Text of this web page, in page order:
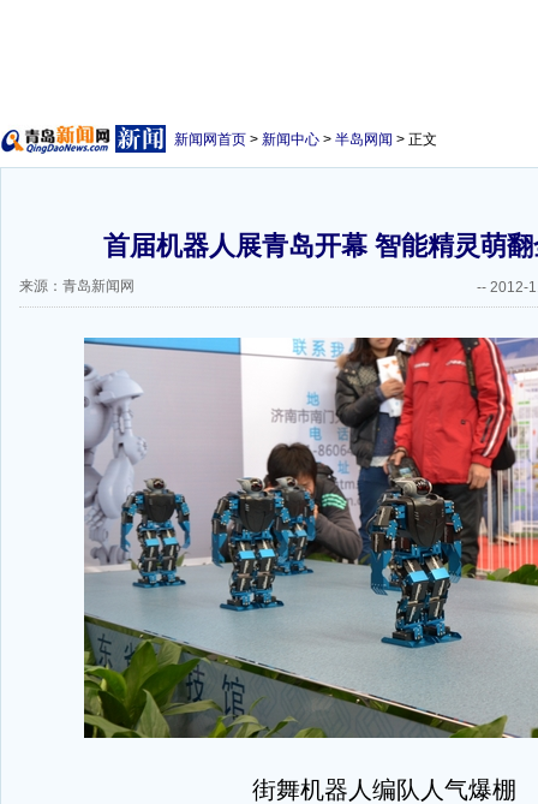
新闻网首页 > 新闻中心 > 半岛网闻 > 正文
首届机器人展青岛开幕 智能精灵萌
来源：青岛新闻网 -- 2012-
街舞机器人编队人气爆棚